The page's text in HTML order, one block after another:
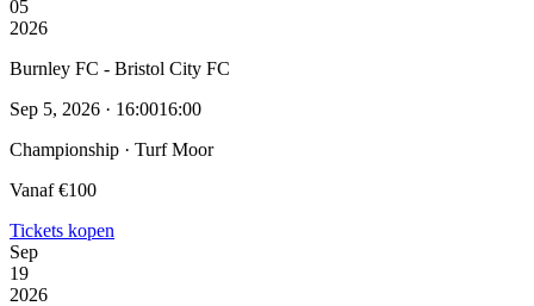
05
2026
Burnley FC - Bristol City FC
Sep 5, 2026 · 16:0016:00
Championship · Turf Moor
Vanaf €100
Tickets kopen
Sep
19
2026